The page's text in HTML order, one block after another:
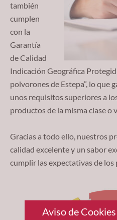
también
cumplen
con la
Garantía
de Calidad
Indicación Geográfica
polvorones de Estepa”, lo que
unos requisitos superiores a
productos de la misma clase o
Gracias a todo ello, nuestros
calidad excelente y un sabor
cumplir las expectativas de los
Aviso de Cookies